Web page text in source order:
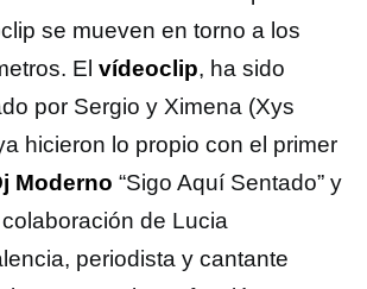
se mueven en torno a los
El vídeoclip, ha sido
por Sergio y Ximena (Xys
hicieron lo propio con el primer
Moderno “Sigo Aquí Sentado” y
de Lucia
periodista y cantante